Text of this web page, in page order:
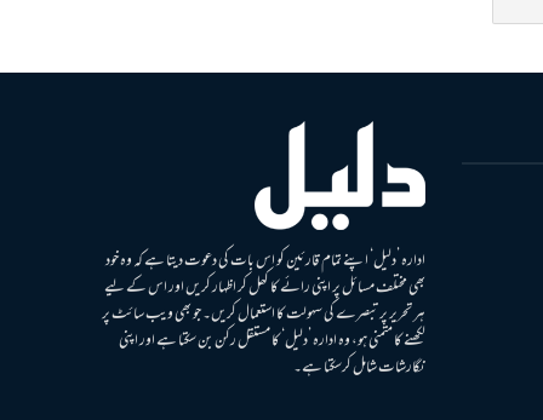
ادارہ ’دلیل‘ اپنے تمام قارئین کو اس بات کی دعوت دیتا ہے کہ وہ خود
بھی مختلف مسائل پر اپنی رائے کا کھل کر اظہار کریں اور اس کے لیے
ہر تحریر پر تبصرے کی سہولت کا استعمال کریں۔ جو بھی ویب سائٹ پر
لکھنے کا متمنی ہو، وہ ادارہ ’دلیل‘ کا مستقل رکن بن سکتا ہے اور اپنی
نگارشات شامل کرسکتا ہے۔